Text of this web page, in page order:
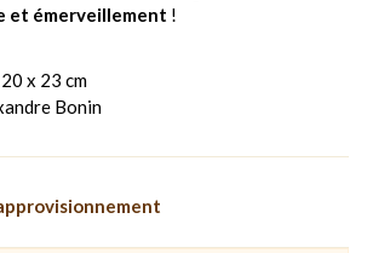
et émerveillement !
x 23 cm
Bonin